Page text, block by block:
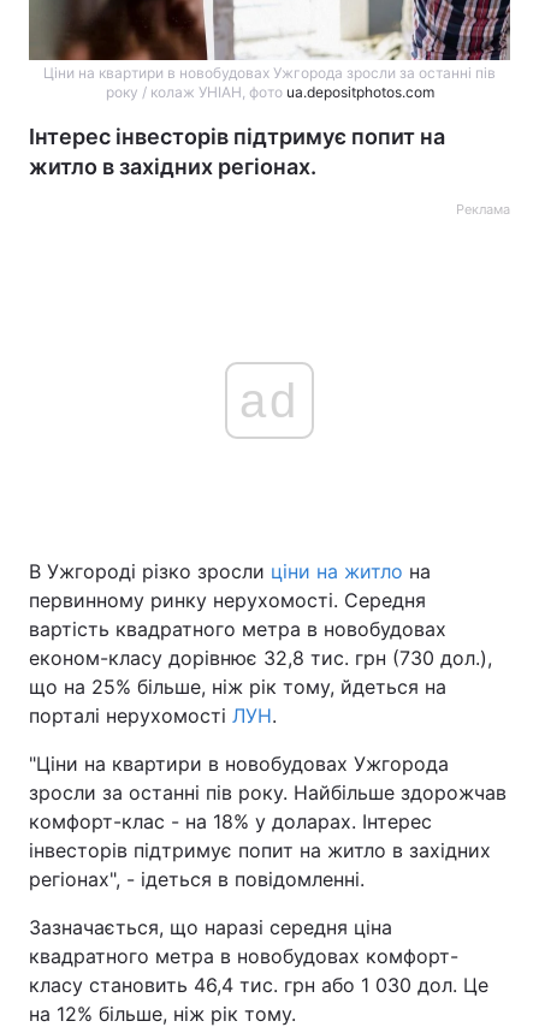
Ціни на квартири в новобудовах Ужгорода зросли за останні пів
року / колаж УНІАН, фото ua.depositphotos.com
Інтерес інвесторів підтримує попит на
житло в західних регіонах.
Реклама
ad
В Ужгороді різко зросли ціни на житло на
первинному ринку нерухомості. Середня
вартість квадратного метра в новобудовах
економ-класу дорівнює 32,8 тис. грн (730 дол.),
що на 25% більше, ніж рік тому, йдеться на
порталі нерухомості ЛУН.
"Ціни на квартири в новобудовах Ужгорода
зросли за останні пів року. Найбільше здорожчав
комфорт-клас - на 18% у доларах. Інтерес
інвесторів підтримує попит на житло в західних
регіонах", - ідеться в повідомленні.
Зазначається, що наразі середня ціна
квадратного метра в новобудовах комфорт-
класу становить 46,4 тис. грн або 1 030 дол. Це
на 12% більше, ніж рік тому.